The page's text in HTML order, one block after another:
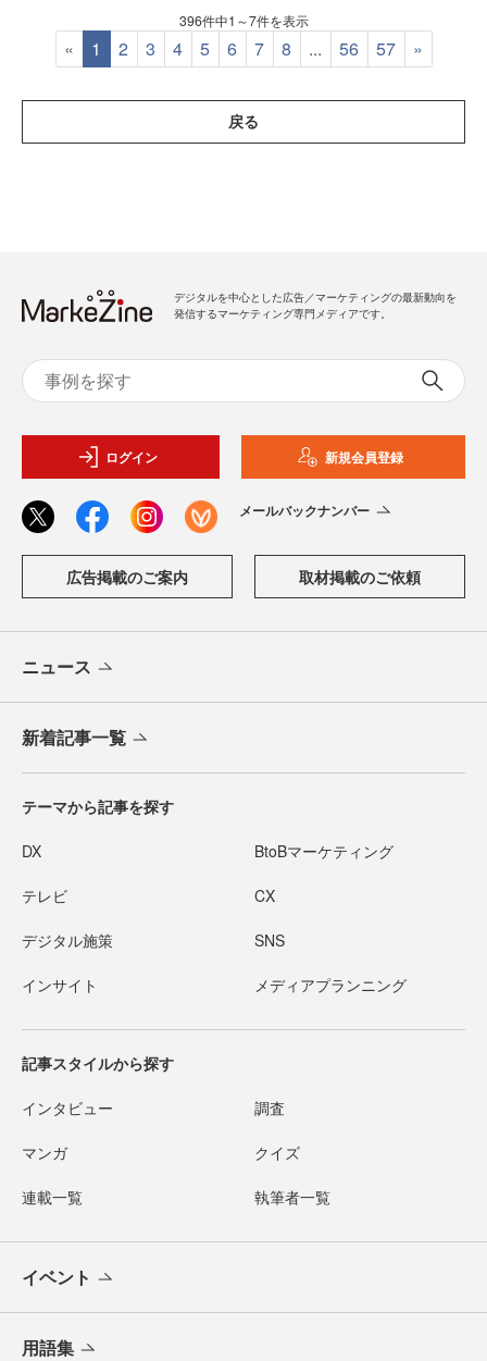
396件中1～7件を表示
« 1 2 3 4 5 6 7 8 ... 56 57 »
戻る
デジタルを中心とした広告／マーケティングの最新動向を
発信するマーケティング専門メディアです。
ログイン 新規会員登録
メールバックナンバー
広告掲載のご案内 取材掲載のご依頼
ニュース
新着記事一覧
テーマから記事を探す
DX BtoBマーケティング
テレビ CX
デジタル施策 SNS
インサイト メディアプランニング
記事スタイルから探す
インタビュー 調査
マンガ クイズ
連載一覧 執筆者一覧
イベント
用語集